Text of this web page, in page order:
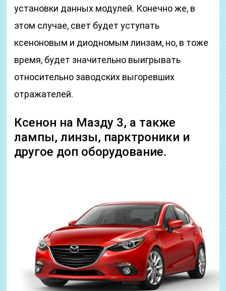
установки данных модулей. Конечно же, в
этом случае, свет будет уступать
ксеноновым и диодномым линзам, но, в тоже
время, будет значительно выигрывать
относительно заводских выгоревших
отражателей.
Ксенон на Мазду 3, а также
лампы, линзы, парктроники и
другое доп оборудование.